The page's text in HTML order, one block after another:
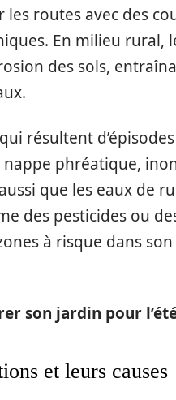
les routes avec des
En milieu rural,
des sols,
résultent
phréatique,
que les eaux de
des pesticides ou
à risque dans
son jardin pour
et leurs causes